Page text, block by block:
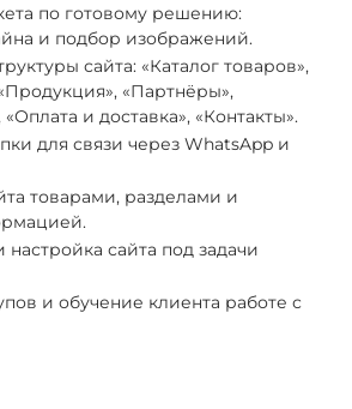
по готовому решению:
и подбор изображений.
сайта: «Каталог товаров»,
«Партнёры»,
и доставка», «Контакты».
для связи через WhatsApp и
товарами, разделами и
настройка сайта под задачи
и обучение клиента работе с